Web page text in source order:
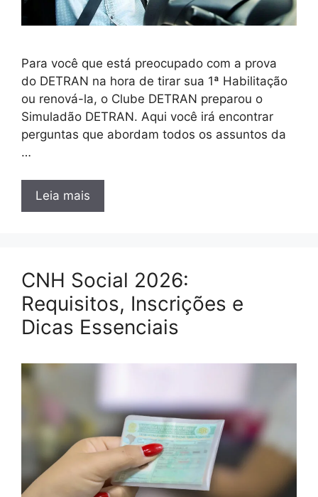
Para você que está preocupado com a prova
do DETRAN na hora de tirar sua 1ª Habilitação
ou renová-la, o Clube DETRAN preparou o
Simuladão DETRAN. Aqui você irá encontrar
perguntas que abordam todos os assuntos da
…
Leia mais
CNH Social 2026:
Requisitos, Inscrições e
Dicas Essenciais